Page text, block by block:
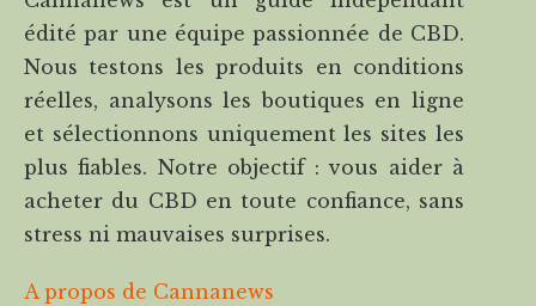
édité par une équipe passionnée de CBD.
Nous testons les produits en conditions
réelles, analysons les boutiques en ligne
et sélectionnons uniquement les sites les
plus fiables. Notre objectif : vous aider à
acheter du CBD en toute confiance, sans
stress ni mauvaises surprises.
A propos de Cannanews